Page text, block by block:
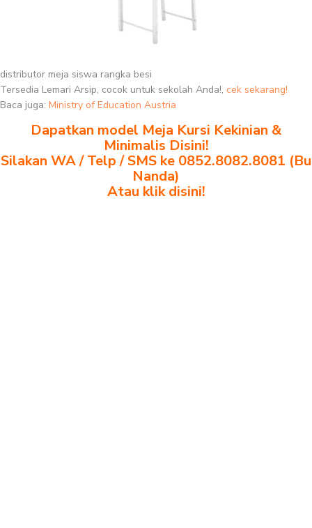
distributor meja siswa rangka besi
Tersedia Lemari Arsip, cocok untuk sekolah Anda!, cek sekarang!
Baca juga: Ministry of Education Austria
Dapatkan model Meja Kursi Kekinian &
Minimalis Disini!
Silakan WA / Telp / SMS ke 0852.8082.8081 (Bu
Nanda)
Atau klik disini!